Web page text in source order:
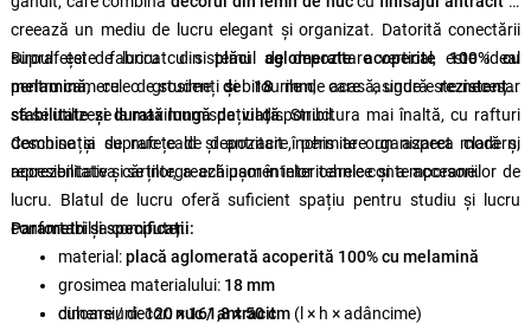
creează un mediu de lucru elegant și organizat. Datorită conectării
suprafeței de lucru cu sistemul de depozitare vertical, este ideal
pentru camerele de studenți și birourile de acasă, unde este necesar
să se utilizeze la maximum spațiul disponibil.
Biroul este fabricat dinplăci aglomerate acoperite 100% cu
melamină, cu o grosimede 18 mm, care asigurărezistență,
stabilitate și durată lungă de viață. Structura mai înaltă, cu rafturi
deschise și suprafețe de depozitare, permite organizarea clară și
accesibilitatea cărților, a echipamentelor tehnice și a accesoriilor de
lucru. Blatul de lucru oferă suficient spațiu pentru studiu și lucru
confortabil la computer.
Combinația de nuc cald și antracit închis are un aspect modern,
reprezentativ și se integrează ușor în interioarele contemporane.
Parametri și specificații:
material:placă aglomerată acoperită 100% cu melamină
grosimea materialului: 18 mm
dimensiuni:120 × 161,8 × 50 cm(l × h × adâncime)
culoare / decor:nuc / antracit